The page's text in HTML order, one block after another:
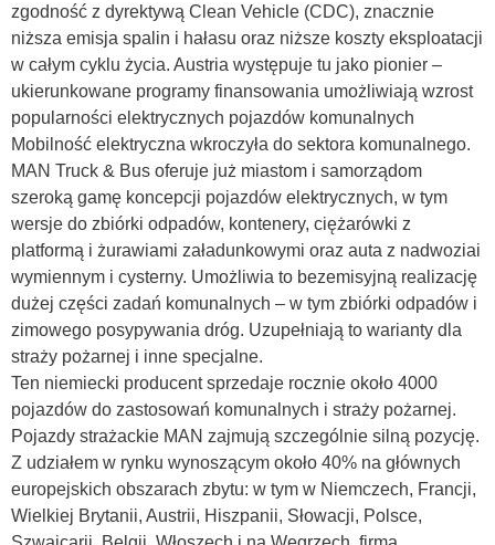
zgodność z dyrektywą Clean Vehicle (CDC), znacznie
niższa emisja spalin i hałasu oraz niższe koszty eksploatacji
w całym cyklu życia. Austria występuje tu jako pionier –
ukierunkowane programy finansowania umożliwiają wzrost
popularności elektrycznych pojazdów komunalnych
Mobilność elektryczna wkroczyła do sektora komunalnego.
MAN Truck & Bus oferuje już miastom i samorządom
szeroką gamę koncepcji pojazdów elektrycznych, w tym
wersje do zbiórki odpadów, kontenery, ciężarówki z
platformą i żurawiami załadunkowymi oraz auta z nadwoziai
wymiennym i cysterny. Umożliwia to bezemisyjną realizację
dużej części zadań komunalnych – w tym zbiórki odpadów i
zimowego posypywania dróg. Uzupełniają to warianty dla
straży pożarnej i inne specjalne.
Ten niemiecki producent sprzedaje rocznie około 4000
pojazdów do zastosowań komunalnych i straży pożarnej.
Pojazdy strażackie MAN zajmują szczególnie silną pozycję.
Z udziałem w rynku wynoszącym około 40% na głównych
europejskich obszarach zbytu: w tym w Niemczech, Francji,
Wielkiej Brytanii, Austrii, Hiszpanii, Słowacji, Polsce,